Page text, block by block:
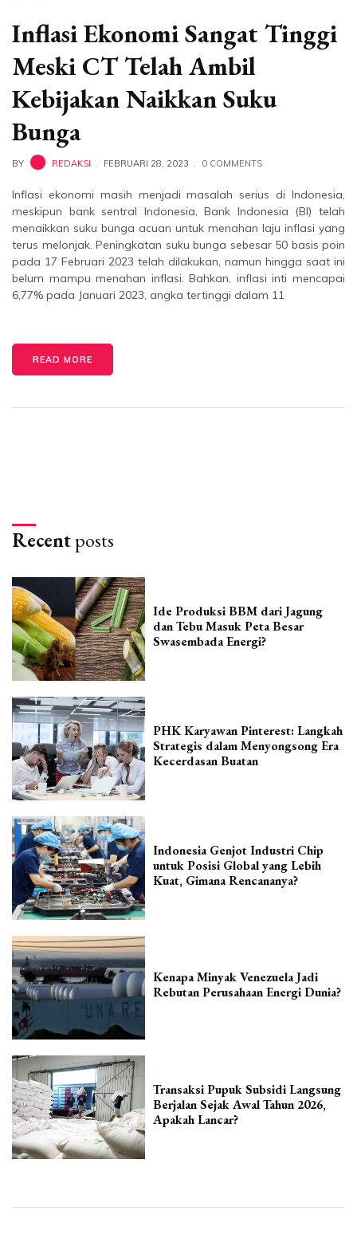
Inflasi Ekonomi Sangat Tinggi
Meski CT Telah Ambil
Kebijakan Naikkan Suku
Bunga
BY REDAKSI FEBRUARI 28, 2023 0 COMMENTS
Inflasi ekonomi masih menjadi masalah serius di Indonesia,
meskipun bank sentral Indonesia, Bank Indonesia (BI) telah
menaikkan suku bunga acuan untuk menahan laju inflasi yang
terus melonjak. Peningkatan suku bunga sebesar 50 basis poin
pada 17 Februari 2023 telah dilakukan, namun hingga saat ini
belum mampu menahan inflasi. Bahkan, inflasi inti mencapai
6,77% pada Januari 2023, angka tertinggi dalam 11
READ MORE
Recentposts
Ide Produksi BBM dari Jagung
dan Tebu Masuk Peta Besar
Swasembada Energi?
PHK Karyawan Pinterest: Langkah
Strategis dalam Menyongsong Era
Kecerdasan Buatan
Indonesia Genjot Industri Chip
untuk Posisi Global yang Lebih
Kuat, Gimana Rencananya?
Kenapa Minyak Venezuela Jadi
Rebutan Perusahaan Energi Dunia?
Transaksi Pupuk Subsidi Langsung
Berjalan Sejak Awal Tahun 2026,
Apakah Lancar?